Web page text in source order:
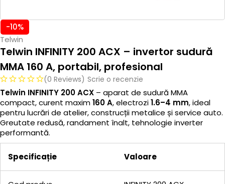
-10%
Telwin
Telwin INFINITY 200 ACX – invertor sudură
MMA 160 A, portabil, profesional
(0 Reviews) Scrie o recenzie
Telwin INFINITY 200 ACX – aparat de sudură MMA
compact, curent maxim160 A, electrozi1.6–4 mm, ideal
pentru lucrări de atelier, construcții metalice și service auto.
Greutate redusă, randament înalt, tehnologie inverter
performantă.
Specificație Valoare